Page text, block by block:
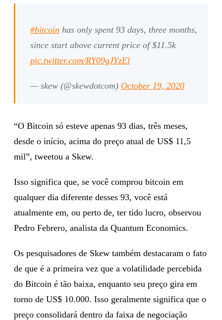
#bitcoin has only spent 93 days, three months,
since start above current price of $11.5k
pic.twitter.com/RY09gJYzEl
— skew (@skewdotcom) October 19, 2020
“O Bitcoin só esteve apenas 93 dias, três meses,
desde o início, acima do preço atual de US$ 11,5
mil”, tweetou a Skew.
Isso significa que, se você comprou bitcoin em
qualquer dia diferente desses 93, você está
atualmente em, ou perto de, ter tido lucro, observou
Pedro Febrero, analista da Quantum Economics.
Os pesquisadores de Skew também destacaram o fato
de que é a primeira vez que a volatilidade percebida
do Bitcoin é tão baixa, enquanto seu preço gira em
torno de US$ 10.000. Isso geralmente significa que o
preço consolidará dentro da faixa de negociação